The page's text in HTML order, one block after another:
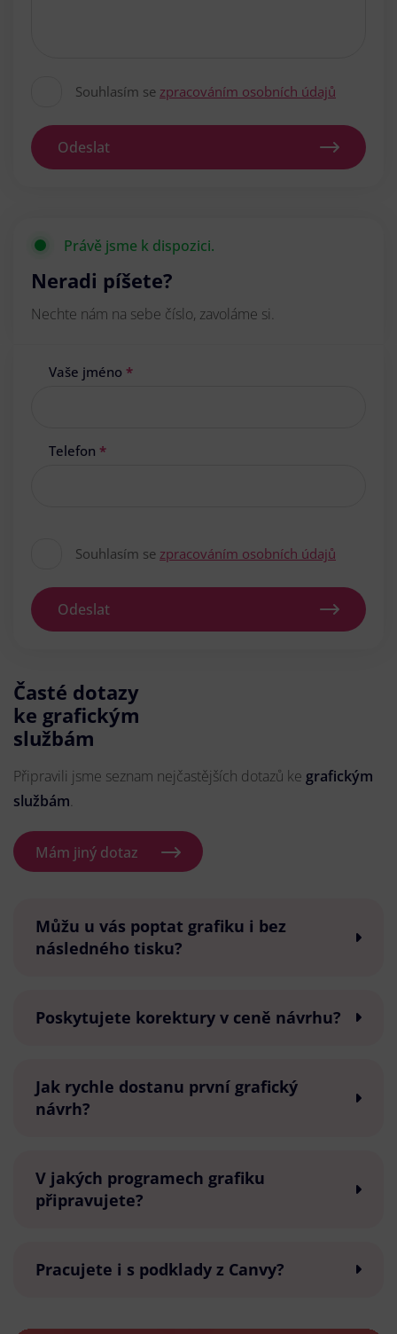
Souhlasím se zpracováním osobních údajů
Odeslat
Právě jsme k dispozici.
Neradi píšete?
Nechte nám na sebe číslo, zavoláme si.
Vaše jméno *
Telefon *
Souhlasím se zpracováním osobních údajů
Odeslat
Časté dotazy
ke grafickým
službám
Připravili jsme seznam nejčastějších dotazů ke grafickým
službám.
Mám jiný dotaz
Můžu u vás poptat grafiku i bez
následného tisku?
Poskytujete korektury v ceně návrhu?
Jak rychle dostanu první grafický
návrh?
V jakých programech grafiku
připravujete?
Pracujete i s podklady z Canvy?